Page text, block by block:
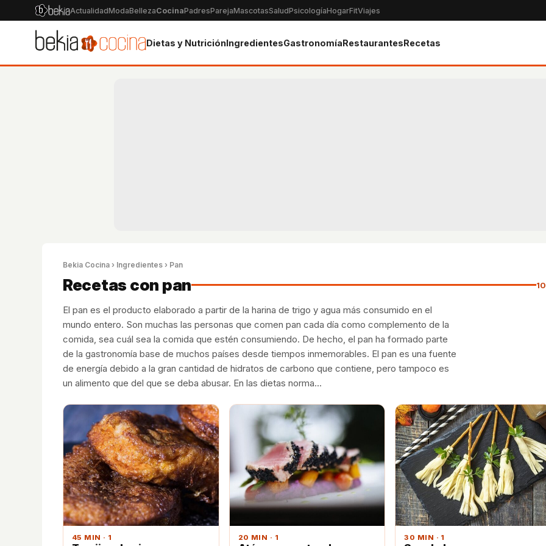
ActualidadModaBellezaCocinaPadresParejaMascotasSaludPsicologíaHogarFitViajes
Dietas y NutriciónIngredientesGastronomíaRestaurantesRecetas
Bekia Cocina › Ingredientes › Pan
Recetas con pan
El pan es el producto elaborado a partir de la harina de trigo y agua más consumido en el
mundo entero. Son muchas las personas que comen pan cada día como complemento de la
comida, sea cuál sea la comida que estén consumiendo. De hecho, el pan ha formado parte
de la gastronomía base de muchos países desde tiempos inmemorables. El pan es una fuente
de energía debido a la gran cantidad de hidratos de carbono que contiene, pero tampoco es
un alimento que del que se deba abusar. En las dietas norma…
45 MIN · 1 20 MIN · 1 30 MIN · 1